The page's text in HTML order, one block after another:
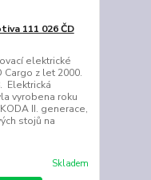
111 026 ČD
elektrické
Cargo z let 2000.
Elektrická
vyrobena roku
II. generace,
stojů na
Skladem